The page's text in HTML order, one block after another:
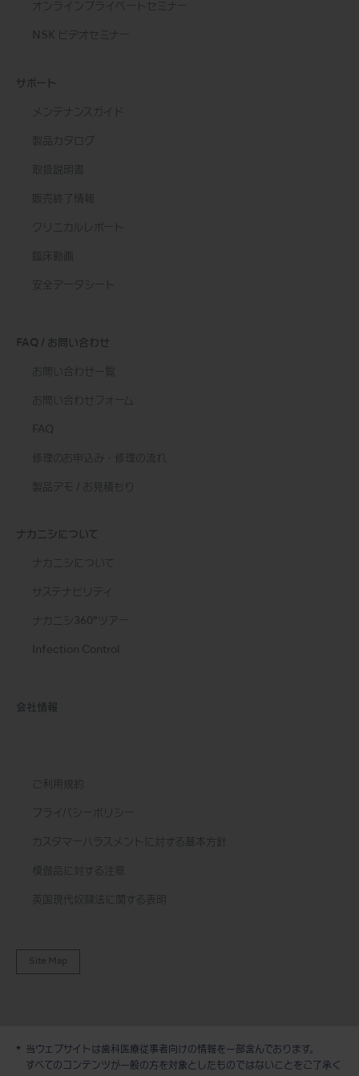
デモ / 見積依頼
オンラインプライベートセミナー
NSK ビデオセミナー
サポート
メンテナンスガイド
製品カタログ
取扱説明書
販売終了情報
クリニカルレポート
臨床動画
安全データシート
FAQ / お問い合わせ
お問い合わせ一覧
お問い合わせフォーム
FAQ
修理のお申込み・修理の流れ
製品デモ / お見積もり
ナカニシについて
ナカニシについて
サステナビリティ
ナカニシ360°ツアー
Infection Control
会社情報
ご利用規約
プライバシーポリシー
カスタマーハラスメントに対する基本方針
模倣品に対する注意
英国現代奴隷法に関する表明
Site Map
当ウェブサイトは歯科医療従事者向けの情報を一部含んでおります。
すべてのコンテンツが一般の方を対象としたものではないことをご了承く